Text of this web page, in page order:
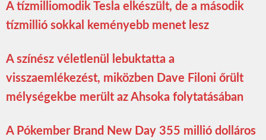
A tízmilliomodik Tesla elkészült, de a második
tízmillió sokkal keményebb menet lesz
A színész véletlenül lebuktatta a
visszaemlékezést, miközben Dave Filoni őrült
mélységekbe merült az Ahsoka folytatásában
A Pókember Brand New Day 355 millió dolláros